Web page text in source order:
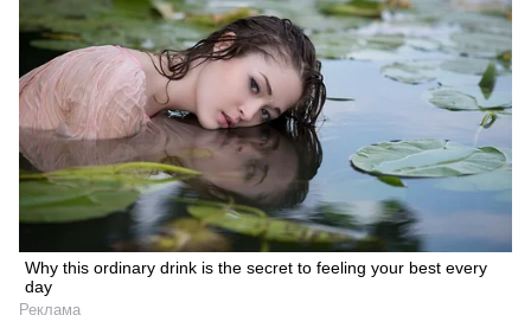
Why this ordinary drink is the secret to feeling your best every
day
Реклама